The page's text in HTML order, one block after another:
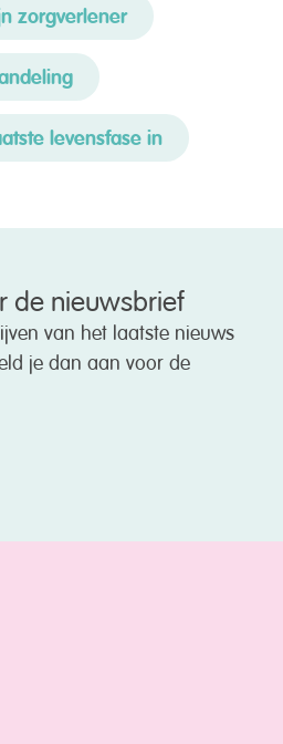
zorgverlener
levensfase in
de nieuwsbrief
van het laatste nieuws
je dan aan voor de